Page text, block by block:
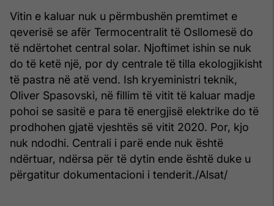
Vitin e kaluar nuk u përmbushën premtimet e
qeverisë se afër Termocentralit të Osllomesë do
të ndërtohet central solar. Njoftimet ishin se nuk
do të ketë një, por dy centrale të tilla ekologjikisht
të pastra në atë vend. Ish kryeministri teknik,
Oliver Spasovski, në fillim të vitit të kaluar madje
pohoi se sasitë e para të energjisë elektrike do të
prodhohen gjatë vjeshtës së vitit 2020. Por, kjo
nuk ndodhi. Centrali i parë ende nuk është
ndërtuar, ndërsa për të dytin ende është duke u
përgatitur dokumentacioni i tenderit./Alsat/